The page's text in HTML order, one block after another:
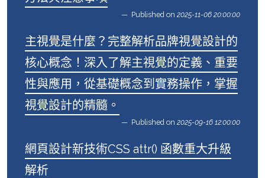
Published on 2025-11-06 20:00:00
主視覺是什麼？完整解析品牌視覺設計的
核心概念！深入了解主視覺的定義、重要
性與應用，從基礎概念到實務操作，掌握
視覺設計的精髓。
Published on 2025-09-16 12:00:00
網頁設計新技術CSS attr() 函數重大升級
解析